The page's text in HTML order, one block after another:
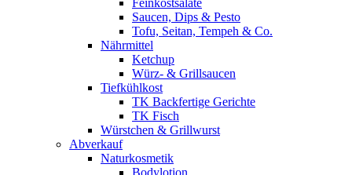
Feinkostsalate
Saucen, Dips & Pesto
Tofu, Seitan, Tempeh & Co.
Nährmittel
Ketchup
Würz- & Grillsaucen
Tiefkühlkost
TK Backfertige Gerichte
TK Fisch
Würstchen & Grillwurst
Abverkauf
Naturkosmetik
Bodylotion